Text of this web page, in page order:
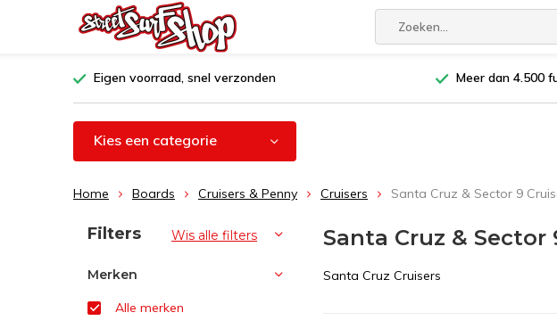
Eigen voorraad, snel verzonden Meer dan 4.500
Kies een categorie
Home Boards Cruisers & Penny Cruisers Santa Cruz & Sector 9
Santa Cruz & Sector
Santa Cruz Cruisers
Sorteren op:
Filters Wis alle filters
Merken
Alle merken